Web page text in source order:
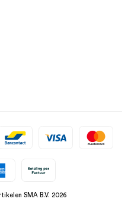
SMA B.V. 2026